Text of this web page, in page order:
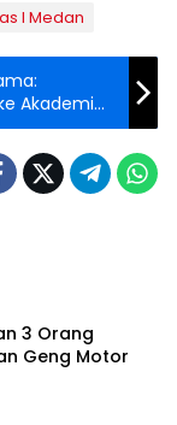
I Medan
Akademi
3 Orang
Geng Motor